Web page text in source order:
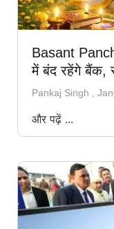
Basant
में बंद रहेंगे
Pankaj Singh
और पढ़ें ...